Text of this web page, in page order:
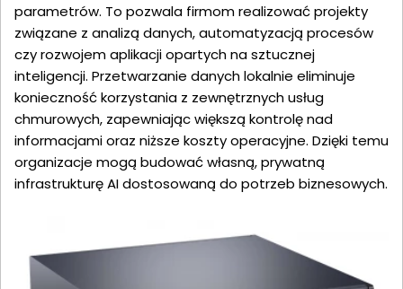
parametrów. To pozwala firmom realizować projekty
związane z analizą danych, automatyzacją procesów
czy rozwojem aplikacji opartych na sztucznej
inteligencji. Przetwarzanie danych lokalnie eliminuje
konieczność korzystania z zewnętrznych usług
chmurowych, zapewniając większą kontrolę nad
informacjami oraz niższe koszty operacyjne. Dzięki temu
organizacje mogą budować własną, prywatną
infrastrukturę AI dostosowaną do potrzeb biznesowych.